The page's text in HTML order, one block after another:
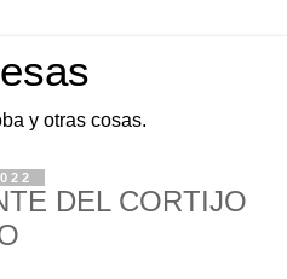
y otras cosas.
DEL CORTIJO